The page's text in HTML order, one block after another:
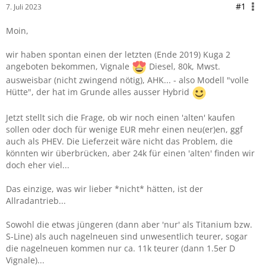
7. Juli 2023 #1
Moin,
wir haben spontan einen der letzten (Ende 2019) Kuga 2
angeboten bekommen, Vignale
Diesel, 80k, Mwst.
ausweisbar (nicht zwingend nötig), AHK... - also Modell "volle
Hütte", der hat im Grunde alles ausser Hybrid
Jetzt stellt sich die Frage, ob wir noch einen 'alten' kaufen
sollen oder doch für wenige EUR mehr einen neu(er)en, ggf
auch als PHEV. Die Lieferzeit wäre nicht das Problem, die
könnten wir überbrücken, aber 24k für einen 'alten' finden wir
doch eher viel...
Das einzige, was wir lieber *nicht* hätten, ist der
Allradantrieb...
Sowohl die etwas jüngeren (dann aber 'nur' als Titanium bzw.
S-Line) als auch nagelneuen sind unwesentlich teurer, sogar
die nagelneuen kommen nur ca. 11k teurer (dann 1.5er D
Vignale)...